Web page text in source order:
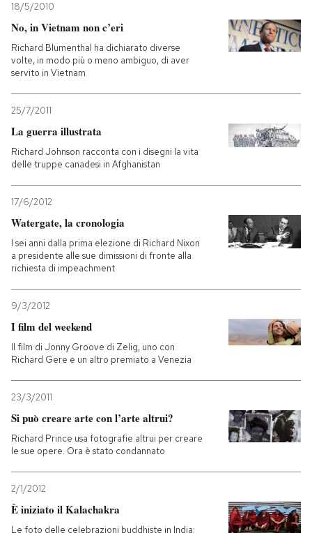
18/5/2010
No, in Vietnam non c’eri
Richard Blumenthal ha dichiarato diverse
volte, in modo più o meno ambiguo, di aver
servito in Vietnam
25/7/2011
La guerra illustrata
Richard Johnson racconta con i disegni la vita
delle truppe canadesi in Afghanistan
17/6/2012
Watergate, la cronologia
I sei anni dalla prima elezione di Richard Nixon
a presidente alle sue dimissioni di fronte alla
richiesta di impeachment
9/3/2012
I film del weekend
Il film di Jonny Groove di Zelig, uno con
Richard Gere e un altro premiato a Venezia
23/3/2011
Si può creare arte con l’arte altrui?
Richard Prince usa fotografie altrui per creare
le sue opere. Ora è stato condannato
2/1/2012
È iniziato il Kalachakra
Le foto delle celebrazioni buddhiste in India: